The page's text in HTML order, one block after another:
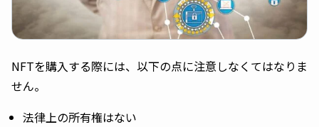
NFTを購入する際には、以下の点に注意しなくてはなりま
せん。
法律上の所有権はない